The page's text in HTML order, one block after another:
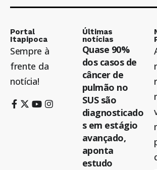
Portal
Itapipoca
Sempre à
frente da
notícia!
Últimas
notícias
Quase 90%
dos casos de
câncer de
pulmão no
SUS são
diagnosticado
s em estágio
avançado,
aponta
estudo